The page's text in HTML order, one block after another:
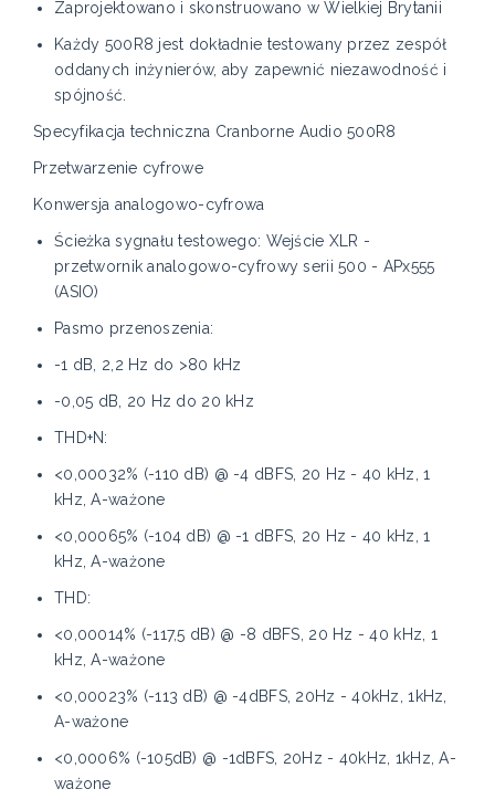
Zaprojektowano i skonstruowano w Wielkiej Brytanii
Każdy 500R8 jest dokładnie testowany przez zespół
oddanych inżynierów, aby zapewnić niezawodność i
spójność.
Specyfikacja techniczna Cranborne Audio 500R8
Przetwarzenie cyfrowe
Konwersja analogowo-cyfrowa
Ścieżka sygnału testowego: Wejście XLR -
przetwornik analogowo-cyfrowy serii 500 - APx555
(ASIO)
Pasmo przenoszenia:
-1 dB, 2,2 Hz do >80 kHz
-0,05 dB, 20 Hz do 20 kHz
THD+N:
<0,00032% (-110 dB) @ -4 dBFS, 20 Hz - 40 kHz, 1
kHz, A-ważone
<0,00065% (-104 dB) @ -1 dBFS, 20 Hz - 40 kHz, 1
kHz, A-ważone
THD:
<0,00014% (-117,5 dB) @ -8 dBFS, 20 Hz - 40 kHz, 1
kHz, A-ważone
<0,00023% (-113 dB) @ -4dBFS, 20Hz - 40kHz, 1kHz,
A-ważone
<0,0006% (-105dB) @ -1dBFS, 20Hz - 40kHz, 1kHz, A-
ważone